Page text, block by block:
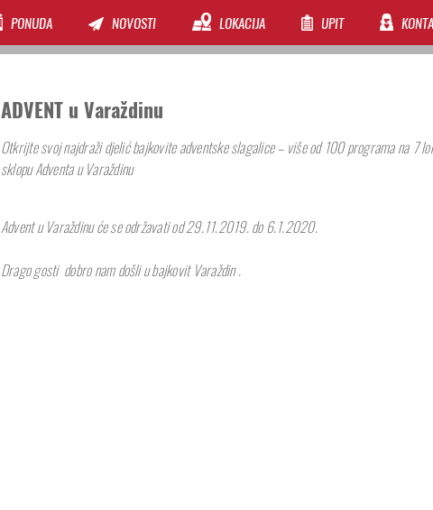
PONUDA NOVOSTI LOKACIJA UPIT
ADVENT u Varaždinu
Otkrijte svoj najdraži djelić bajkovite adventske slagalice – više od 100 programa na 7
sklopu Adventa u Varaždinu
Advent u Varaždinu će se održavati od 29.11.2019. do 6.1.2020.
Drago gosti dobro nam došli u bajkovit Varaždin .